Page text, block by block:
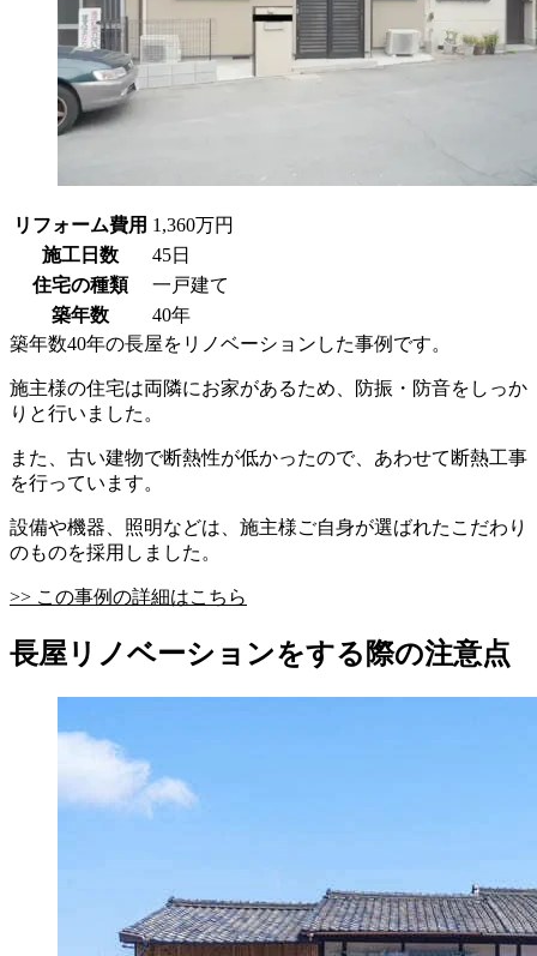
リフォーム費用 1,360万円
施工日数
45日
住宅の種類
一戸建て
築年数
40年
築年数40年の長屋をリノベーションした事例です。
施主様の住宅は両隣にお家があるため、防振・防音をしっか
りと行いました。
また、古い建物で断熱性が低かったので、あわせて断熱工事
を行っています。
設備や機器、照明などは、施主様ご自身が選ばれたこだわり
のものを採用しました。
>> この事例の詳細はこちら
長屋リノベーションをする際の注意点